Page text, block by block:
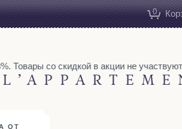
0
Товары со скидкой в акции не участвуют!
ОТ